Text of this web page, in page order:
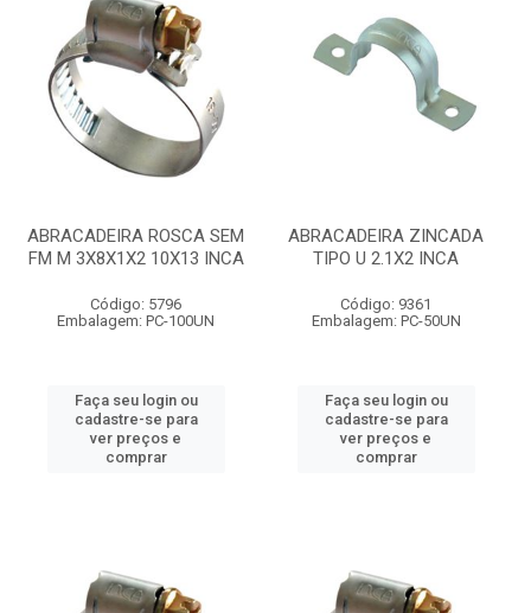
ABRACADEIRA ROSCA SEM
FM M 3X8X1X2 10X13 INCA
Código: 5796
Embalagem: PC-100UN
Faça seu login ou
cadastre-se para
ver preços e
comprar
ABRACADEIRA ZINCADA
TIPO U 2.1X2 INCA
Código: 9361
Embalagem: PC-50UN
Faça seu login ou
cadastre-se para
ver preços e
comprar